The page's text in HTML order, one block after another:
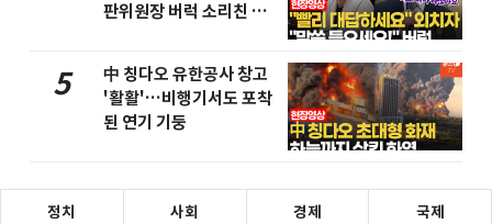
판위원장 버럭 소리친 이
5
中 칭다오 유한공사 창고
'활활'…비행기서도 포착
된 연기 기둥
정치 사회 경제 국제